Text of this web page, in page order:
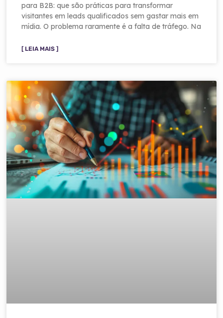
para B2B: que são práticas para transformar
visitantes em leads qualificados sem gastar mais em
mídia. O problema raramente é a falta de tráfego. Na
[ LEIA MAIS ]